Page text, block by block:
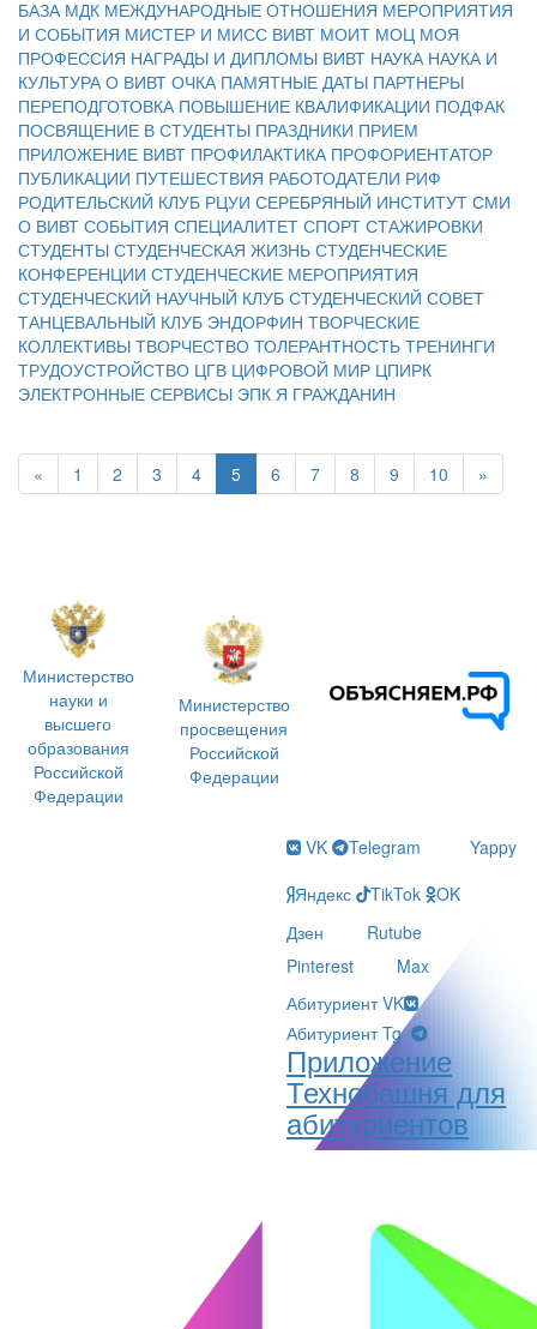
БАЗА МДК МЕЖДУНАРОДНЫЕ ОТНОШЕНИЯ МЕРОПРИЯТИЯ
И СОБЫТИЯ МИСТЕР И МИСС ВИВТ МОИТ МОЦ МОЯ
ПРОФЕССИЯ НАГРАДЫ И ДИПЛОМЫ ВИВТ НАУКА НАУКА И
КУЛЬТУРАО ВИВТ ОЧКА ПАМЯТНЫЕ ДАТЫ ПАРТНЕРЫ
ПЕРЕПОДГОТОВКА ПОВЫШЕНИЕ КВАЛИФИКАЦИИ ПОДФАК
ПОСВЯЩЕНИЕ В СТУДЕНТЫ ПРАЗДНИКИ ПРИЕМ
ПРИЛОЖЕНИЕ ВИВТ ПРОФИЛАКТИКА ПРОФОРИЕНТАТОР
ПУБЛИКАЦИИ ПУТЕШЕСТВИЯ РАБОТОДАТЕЛИ РИФ
РОДИТЕЛЬСКИЙ КЛУБ РЦУИ СЕРЕБРЯНЫЙ ИНСТИТУТ СМИ
О ВИВТ СОБЫТИЯ СПЕЦИАЛИТЕТ СПОРТ СТАЖИРОВКИ
СТУДЕНТЫ СТУДЕНЧЕСКАЯ ЖИЗНЬ СТУДЕНЧЕСКИЕ
КОНФЕРЕНЦИИ СТУДЕНЧЕСКИЕ МЕРОПРИЯТИЯ
СТУДЕНЧЕСКИЙ НАУЧНЫЙ КЛУБ СТУДЕНЧЕСКИЙ СОВЕТ
ТАНЦЕВАЛЬНЫЙ КЛУБ ЭНДОРФИН ТВОРЧЕСКИЕ
КОЛЛЕКТИВЫ ТВОРЧЕСТВО ТОЛЕРАНТНОСТЬ ТРЕНИНГИ
ТРУДОУСТРОЙСТВО ЦГВ ЦИФРОВОЙ МИР ЦПИРК
ЭЛЕКТРОННЫЕ СЕРВИСЫ ЭПК Я ГРАЖДАНИН
« 1 2 3 4 5 6 7 8 9 10 »
Министерство
науки и
высшего
образования
Российской
Федерации
Министерство
просвещения
Российской
Федерации
VK Telegram
Yappy
Яндекс
TikTok
OK
Дзен
Rutube
Pinterest
Max
Абитуриент VK
Абитуриент Tg
Приложение
Технобашня для
абитуриентов